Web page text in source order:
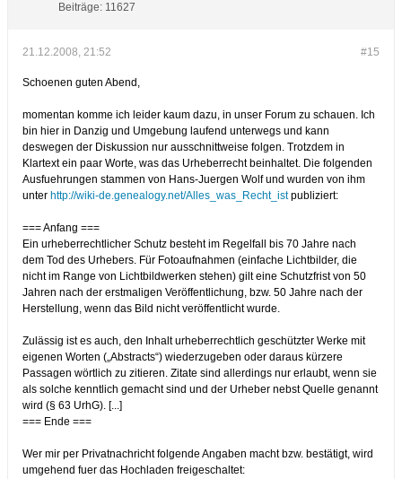
Beiträge: 11627
#15
21.12.2008, 21:52
Schoenen guten Abend,
momentan komme ich leider kaum dazu, in unser Forum zu schauen. Ich
bin hier in Danzig und Umgebung laufend unterwegs und kann
deswegen der Diskussion nur ausschnittweise folgen. Trotzdem in
Klartext ein paar Worte, was das Urheberrecht beinhaltet. Die folgenden
Ausfuehrungen stammen von Hans-Juergen Wolf und wurden von ihm
unter http://wiki-de.genealogy.net/Alles_was_Recht_istpubliziert:
=== Anfang ===
Ein urheberrechtlicher Schutz besteht im Regelfall bis 70 Jahre nach
dem Tod des Urhebers. Für Fotoaufnahmen (einfache Lichtbilder, die
nicht im Range von Lichtbildwerken stehen) gilt eine Schutzfrist von 50
Jahren nach der erstmaligen Veröffentlichung, bzw. 50 Jahre nach der
Herstellung, wenn das Bild nicht veröffentlicht wurde.
Zulässig ist es auch, den Inhalt urheberrechtlich geschützter Werke mit
eigenen Worten („Abstracts“) wiederzugeben oder daraus kürzere
Passagen wörtlich zu zitieren. Zitate sind allerdings nur erlaubt, wenn sie
als solche kenntlich gemacht sind und der Urheber nebst Quelle genannt
wird (§ 63 UrhG). [...]
=== Ende ===
Wer mir per Privatnachricht folgende Angaben macht bzw. bestätigt, wird
umgehend fuer das Hochladen freigeschaltet: